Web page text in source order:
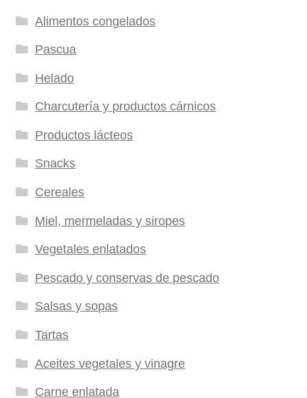
Alimentos congelados
Pascua
Helado
Charcutería y productos cárnicos
Productos lácteos
Snacks
Cereales
Miel, mermeladas y siropes
Vegetales enlatados
Pescado y conservas de pescado
Salsas y sopas
Tartas
Aceites vegetales y vinagre
Carne enlatada